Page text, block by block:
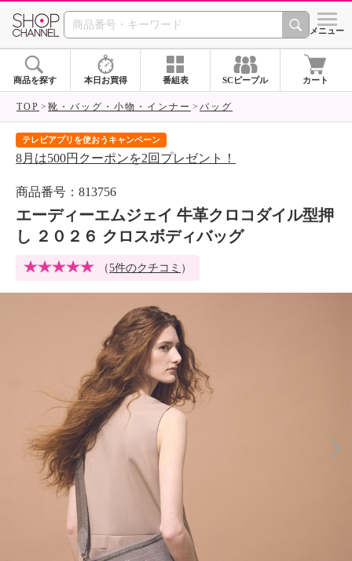
SHOP CHANNEL シメニュー
商品を探す 本日お買得 番組表 SCピープル カート
TOP 靴・バッグ・小物・インナー バッグ
テレビアプリを使おうキャンペーン
8月は500円クーポンを2回プレゼント！
商品番号：813756
エーディーエムジェイ 牛革クロコダイル型押
し ２０２６ クロスボディバッグ
（5件のクチコミ ）